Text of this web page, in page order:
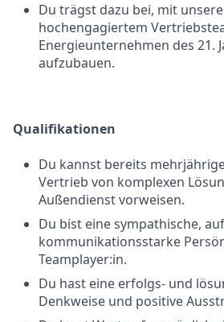
Du trägst dazu bei, mit
hochengagiertem
Energieunternehmen des 21.
aufzubauen.
Qualifikationen
Du kannst bereits
Vertrieb von komplexen
Außendienst vorweisen.
Du bist eine sympathische,
kommunikationsstarke
Teamplayer:in.
Du hast eine erfolgs- und
Denkweise und positive